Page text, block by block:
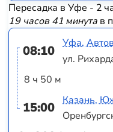
Пересадка в Уфе - 2
19 часов 41 минутав
08:10
8 ч 50 м
15:00
Уфа,
ул.
Казань,